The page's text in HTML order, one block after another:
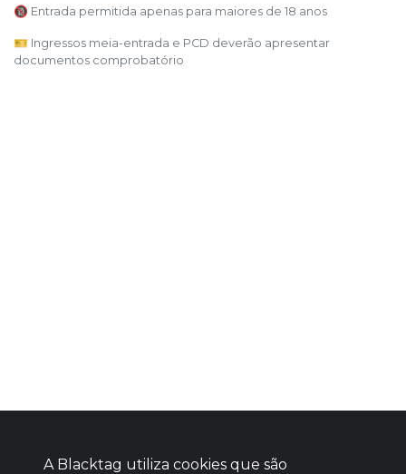
🔞 Entrada permitida apenas para maiores de 18 anos
🎫 Ingressos meia-entrada e PCD deverão apresentar
documentos comprobatório
A Blacktag utiliza cookies que são